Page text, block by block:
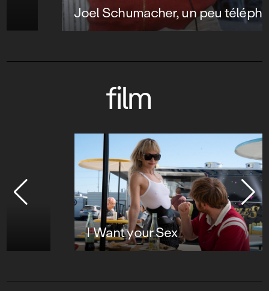
Joel Schumacher, un peu téléphoné ?
film
I Want your Sex